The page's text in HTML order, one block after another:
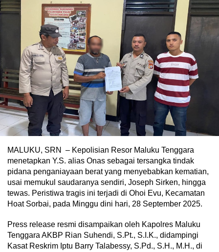
MALUKU, SRN – Kepolisian Resor Maluku Tenggara
menetapkan Y.S. alias Onas sebagai tersangka tindak
pidana penganiayaan berat yang menyebabkan kematian,
usai memukul saudaranya sendiri, Joseph Sirken, hingga
tewas. Peristiwa tragis ini terjadi di Ohoi Evu, Kecamatan
Hoat Sorbai, pada Minggu dini hari, 28 September 2025.
Press release resmi disampaikan oleh Kapolres Maluku
Tenggara AKBP Rian Suhendi, S.Pt., S.I.K., didampingi
Kasat Reskrim Iptu Barry Talabessy, S.Pd., S.H., M.H., di